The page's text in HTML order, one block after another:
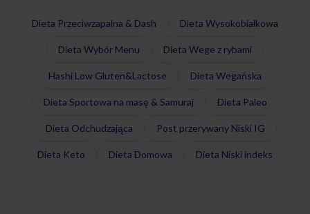
Dieta Przeciwzapalna & Dash Dieta Wysokobiałkowa
Dieta Wybór Menu Dieta Wege z rybami
Hashi Low Gluten&Lactose Dieta Wegańska
Dieta Sportowa na masę & Samuraj Dieta Paleo
Dieta Odchudzająca Post przerywany Niski IG
Dieta Keto Dieta Domowa Dieta Niski indeks